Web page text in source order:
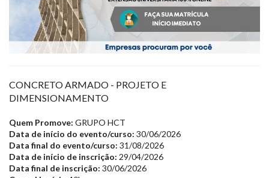
CONCRETO ARMADO - PROJETO E
DIMENSIONAMENTO
Quem Promove: GRUPO HCT
Data de início do evento/curso: 30/06/2026
Data final do evento/curso: 31/08/2026
Data de início de inscrição: 29/04/2026
Data final de inscrição: 30/06/2026